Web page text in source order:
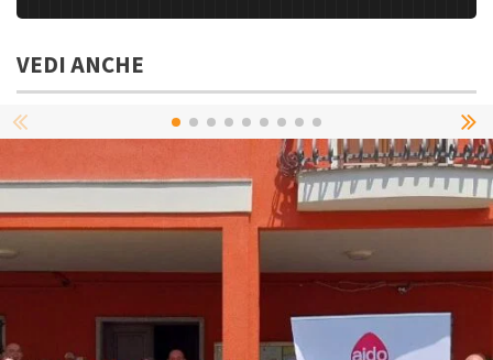
VEDI ANCHE